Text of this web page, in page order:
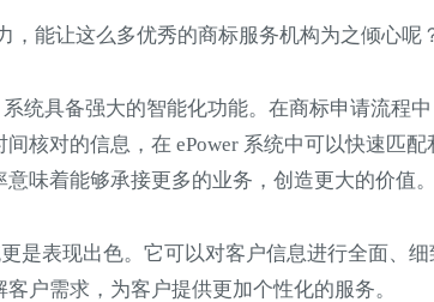
，能让这么多优秀的商标服务机构为之倾心呢
系统具备强大的智能化功能。在商标申请流程
核对的信息，在 ePower 系统中可以快速匹
味着能够承接更多的业务，创造更大的价值。
更是表现出色。它可以对客户信息进行全面、
户需求，为客户提供更加个性化的服务。